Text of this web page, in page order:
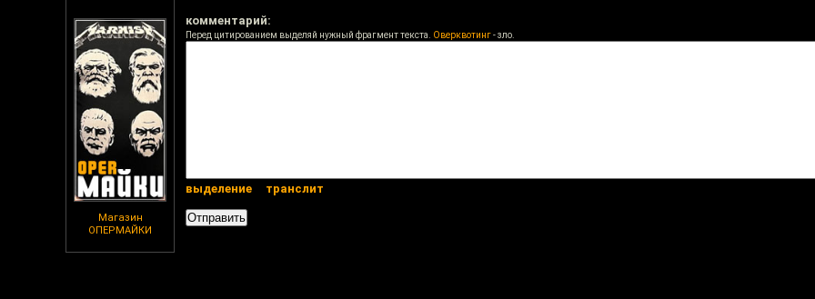
Магазин
ОПЕРМАЙКИ
комментарий:
Перед цитированием выделяй нужный фрагмент текста. Оверквотинг- зло.
выделение транслит